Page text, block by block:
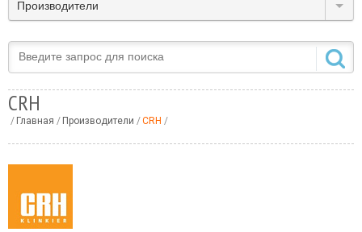
Производители
CRH
Главная Производители CRH